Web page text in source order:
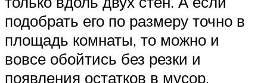
подобрать его по размеру точно в
площадь комнаты, то можно и
вовсе обойтись без резки и
появления остатков в мусор.